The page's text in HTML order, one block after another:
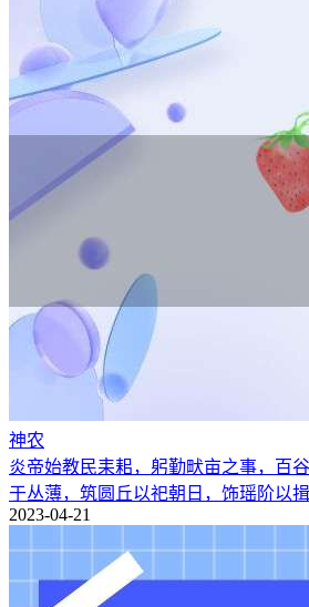
神农
炎帝始教民耒耜，躬勤畎亩之事，百
于丛薄，筑圆丘以祀朝日，饰瑶阶以
2023-04-21